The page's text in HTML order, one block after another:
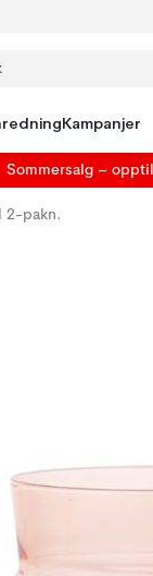
Kampanjer
Sommersalg –
2-pakn.